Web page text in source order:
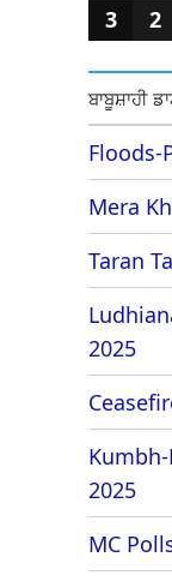
3 2
ਬਾਬੂਸ਼ਾਹੀ
Floods-
Mera
Taran
2025
2025
MC